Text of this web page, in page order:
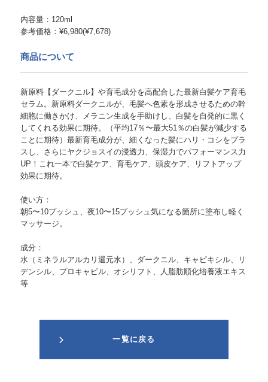
内容量：120ml
参考価格：¥6,980(¥7,678)
商品について
新原料【ダークニル】や育毛成分を高配合した最新白髪ケア育毛
セラム。新原料ダークニルが、毛髪へ色素を形成させるための幹
細胞に働きかけ、メラニン生成を手助けし、白髪を自発的に黒く
してくれる効果に期待。（平均17％〜最大51％の白髪が減少する
ことに期待）最新育毛成分が、細くなった髪にハリ・コシをプラ
スし、さらにヤクジョスイの浸透力、保湿力でパフォーマンス力
UP！これ一本で白髪ケア、育毛ケア、頭皮ケア、リフトアップ
効果に期待。
使い方：
朝5〜10プッシュ、夜10〜15プッシュ気になる箇所に塗布し軽く
マッサージ。
成分：
水（ミネラルアルカリ還元水）、ダークニル、キャピキシル、リ
デンシル、プロキャピル、オシリフト、人脂肪順化培養液エキス
等
一覧に戻る